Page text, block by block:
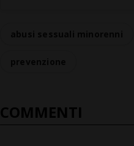
COMMENTI